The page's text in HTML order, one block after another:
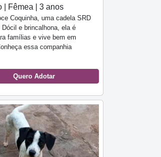
| Fêmea | 3 anos
Coquinha, uma cadela SRD
e brincalhona, ela é
famílias e vive bem em
essa companhia
Quero Adotar